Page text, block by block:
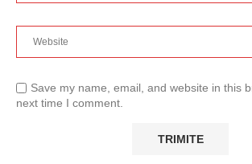
Save my name, email, and website in this
next time I comment.